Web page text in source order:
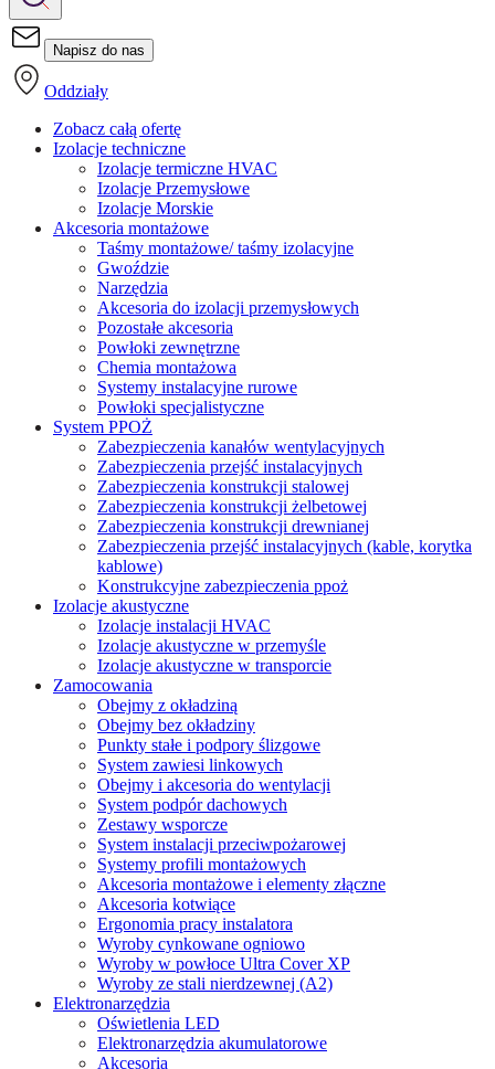
Napisz do nas
Oddziały
Zobacz całą ofertę
Izolacje techniczne
Izolacje termiczne HVAC
Izolacje Przemysłowe
Izolacje Morskie
Akcesoria montażowe
Taśmy montażowe/ taśmy izolacyjne
Gwoździe
Narzędzia
Akcesoria do izolacji przemysłowych
Pozostałe akcesoria
Powłoki zewnętrzne
Chemia montażowa
Systemy instalacyjne rurowe
Powłoki specjalistyczne
System PPOŻ
Zabezpieczenia kanałów wentylacyjnych
Zabezpieczenia przejść instalacyjnych
Zabezpieczenia konstrukcji stalowej
Zabezpieczenia konstrukcji żelbetowej
Zabezpieczenia konstrukcji drewnianej
Zabezpieczenia przejść instalacyjnych (kable, korytka
kablowe)
Konstrukcyjne zabezpieczenia ppoż
Izolacje akustyczne
Izolacje instalacji HVAC
Izolacje akustyczne w przemyśle
Izolacje akustyczne w transporcie
Zamocowania
Obejmy z okładziną
Obejmy bez okładziny
Punkty stałe i podpory ślizgowe
System zawiesi linkowych
Obejmy i akcesoria do wentylacji
System podpór dachowych
Zestawy wsporcze
System instalacji przeciwpożarowej
Systemy profili montażowych
Akcesoria montażowe i elementy złączne
Akcesoria kotwiące
Ergonomia pracy instalatora
Wyroby cynkowane ogniowo
Wyroby w powłoce Ultra Cover XP
Wyroby ze stali nierdzewnej (A2)
Elektronarzędzia
Oświetlenia LED
Elektronarzędzia akumulatorowe
Akcesoria